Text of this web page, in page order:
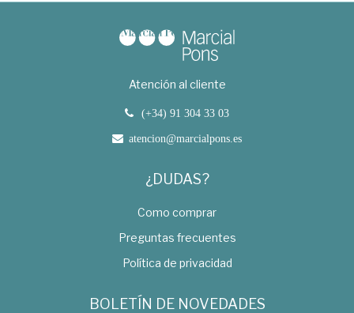
Atención al cliente
(+34) 91 304 33 03
atencion@marcialpons.es
¿DUDAS?
Como comprar
Preguntas frecuentes
Política de privacidad
BOLETÍN DE NOVEDADES